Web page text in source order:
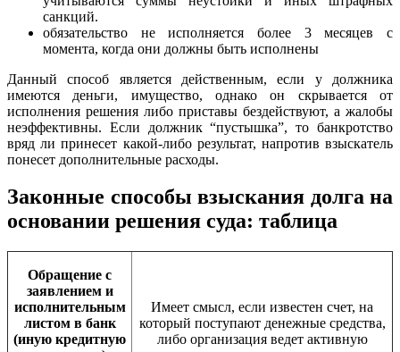
санкций.
обязательство не исполняется более 3 месяцев с
момента, когда они должны быть исполнены
Данный способ является действенным, если у должника
имеются деньги, имущество, однако он скрывается от
исполнения решения либо приставы бездействуют, а жалобы
неэффективны. Если должник “пустышка”, то банкротство
вряд ли принесет какой-либо результат, напротив взыскатель
понесет дополнительные расходы.
Законные способы взыскания долга на
основании решения суда: таблица
Обращение с
заявлением и
исполнительным
листом в банк
(иную кредитную
Имеет смысл, если известен счет, на
который поступают денежные средства,
либо организация ведет активную